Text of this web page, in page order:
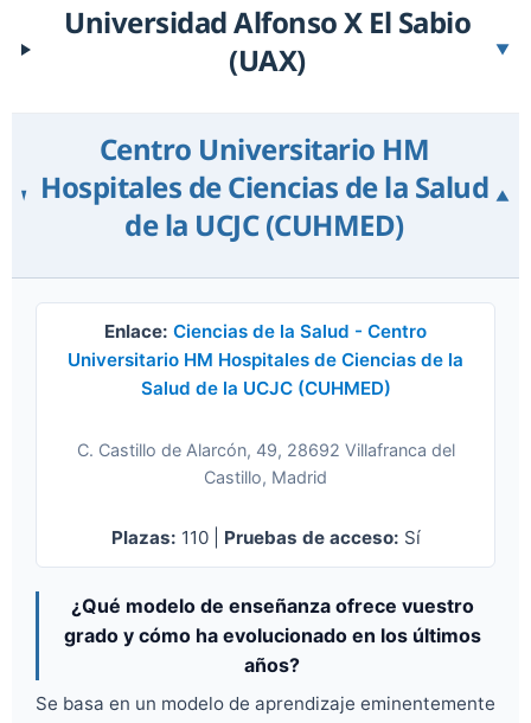
Universidad Alfonso X El Sabio
(UAX)
▼
Centro Universitario HM
Hospitales de Ciencias de la Salud
de la UCJC (CUHMED)
▼
Enlace: Ciencias de la Salud - Centro
Universitario HM Hospitales de Ciencias de la
Salud de la UCJC (CUHMED)
C. Castillo de Alarcón, 49, 28692 Villafranca del
Castillo, Madrid
Plazas: 110 | Pruebas de acceso: Sí
¿Qué modelo de enseñanza ofrece vuestro
grado y cómo ha evolucionado en los últimos
años?
Se basa en un modelo de aprendizaje eminentemente